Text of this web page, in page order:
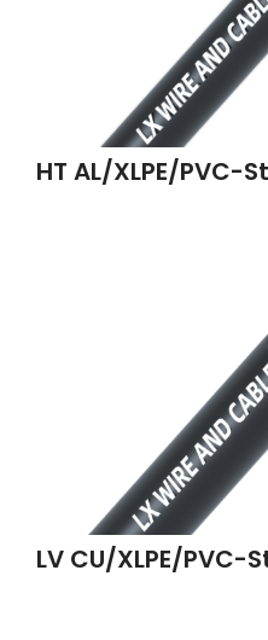
HT AL/XLPE/PVC-
LV CU/XLPE/PVC-